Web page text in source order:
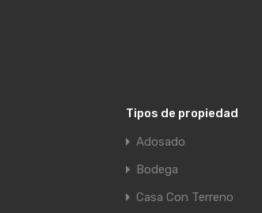
Tipos de propiedad
Adosado
Bodega
Casa Con Terreno